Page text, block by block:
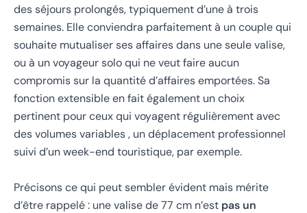
des séjours prolongés, typiquement d’une à trois
semaines. Elle conviendra parfaitement à un couple qui
souhaite mutualiser ses affaires dans une seule valise,
ou à un voyageur solo qui ne veut faire aucun
compromis sur la quantité d’affaires emportées. Sa
fonction extensible en fait également un choix
pertinent pour ceux qui voyagent régulièrement avec
des volumes variables , un déplacement professionnel
suivi d’un week-end touristique, par exemple.
Précisons ce qui peut sembler évident mais mérite
d’être rappelé : une valise de 77 cm n’est pas un